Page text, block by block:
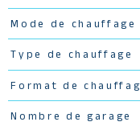
Mode de chauffage
Type de chauffage
Format de
Nombre de garage